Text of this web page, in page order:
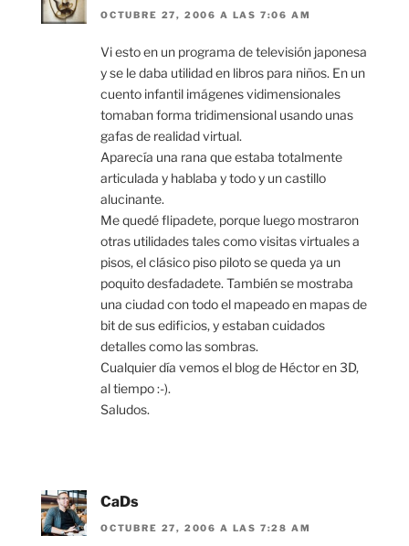
OCTUBRE 27, 2006 A LAS 7:06 AM
Vi esto en un programa de televisión japonesa
y se le daba utilidad en libros para niños. En un
cuento infantil imágenes vidimensionales
tomaban forma tridimensional usando unas
gafas de realidad virtual.
Aparecía una rana que estaba totalmente
articulada y hablaba y todo y un castillo
alucinante.
Me quedé flipadete, porque luego mostraron
otras utilidades tales como visitas virtuales a
pisos, el clásico piso piloto se queda ya un
poquito desfadadete. También se mostraba
una ciudad con todo el mapeado en mapas de
bit de sus edificios, y estaban cuidados
detalles como las sombras.
Cualquier día vemos el blog de Héctor en 3D,
al tiempo :-).
Saludos.
CaDs
OCTUBRE 27, 2006 A LAS 7:28 AM